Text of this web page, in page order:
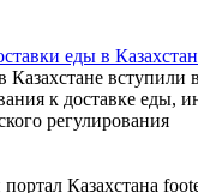
еды в
Казахстане вступили
к доставке еды,
регулирования